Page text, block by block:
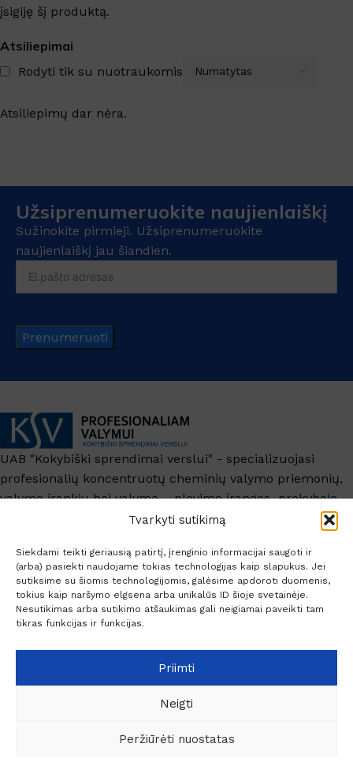
Tvarkyti sutikimą
Siekdami teikti geriausią patirtį, įrenginio informacijai saugoti ir
(arba) pasiekti naudojame tokias technologijas kaip slapukus. Jei
sutiksime su šiomis technologijomis, galėsime apdoroti duomenis,
tokius kaip naršymo elgsena arba unikalūs ID šioje svetainėje.
Nesutikimas arba sutikimo atšaukimas gali neigiamai paveikti tam
tikras funkcijas ir funkcijas.
Priimti
Neigti
Peržiūrėti nuostatas
Atsiliepimai
Rodyti tik su nuotraukomis
Atsiliepimų dar nėra.
įsigiję šį produktą.
Užsiprenumeruokite naujienlaiškį
Sužinokite pirmieji. Užsiprenumeruokite
naujienlaiškį jau šiandien.
Prenumeruoti
UAB "Kokybiški sprendimai verslui" - specializuojasi
profesionalių koncentruotų cheminių valymo priemonių,
valymo įrankių bei valymo – plovimo įrangos prekyboje.
Naudinga
Paskyra
Socialiniai kontaktai
© 2026 Profesionaliam valymui.
1 - 11vnt.